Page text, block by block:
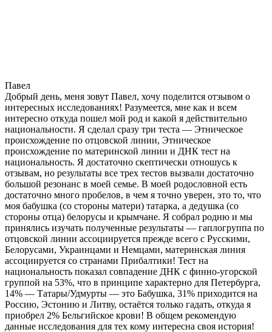
Павел
Добрый день, меня зовут Павел, хочу поделится отзывом о
интересных исследованиях! Разумеется, мне как и всем
интересно откуда пошел мой род и какой я действительно
национальности. Я сделал сразу три теста — Этническое
происхождение по отцовской линии, Этническое
происхождение по материнской линии и ДНК тест на
национальность. Я достаточно скептически отношусь к
отзывам, но результаты все трех тестов вызвали достаточно
большой резонанс в моей семье. В моей родословной есть
достаточно много пробелов, в чем я точно уверен, это то, что
моя бабушка (со стороны матери) татарка, а дедушка (со
стороны отца) белорусы и крымчане. Я собрал родню и мы
принялись изучать полученные результаты — гаплогруппа по
отцовской линии ассоциируется прежде всего с Русскими,
Белорусами, Украинцами и Немцами, материнская линия
ассоциируется со странами Прибалтики! Тест на
национальность показал совпадение ДНК с финно-угорской
группой на 53%, что в принципе характерно для Петербурга,
14% — Татары/Удмурты — это Бабушка, 31% приходится на
Россию, Эстонию и Литву, остаётся только гадать, откуда я
приобрел 2% Бельгийское крови! В общем рекомендую
данные исследования для тех кому интересна своя история!